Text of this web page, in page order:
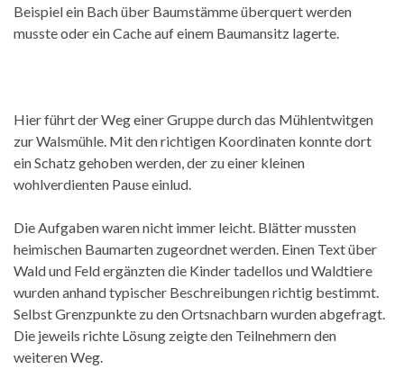
Beispiel ein Bach über Baumstämme überquert werden
musste oder ein Cache auf einem Baumansitz lagerte.
Hier führt der Weg einer Gruppe durch das Mühlentwitgen
zur Walsmühle. Mit den richtigen Koordinaten konnte dort
ein Schatz gehoben werden, der zu einer kleinen
wohlverdienten Pause einlud.
Die Aufgaben waren nicht immer leicht. Blätter mussten
heimischen Baumarten zugeordnet werden. Einen Text über
Wald und Feld ergänzten die Kinder tadellos und Waldtiere
wurden anhand typischer Beschreibungen richtig bestimmt.
Selbst Grenzpunkte zu den Ortsnachbarn wurden abgefragt.
Die jeweils richte Lösung zeigte den Teilnehmern den
weiteren Weg.